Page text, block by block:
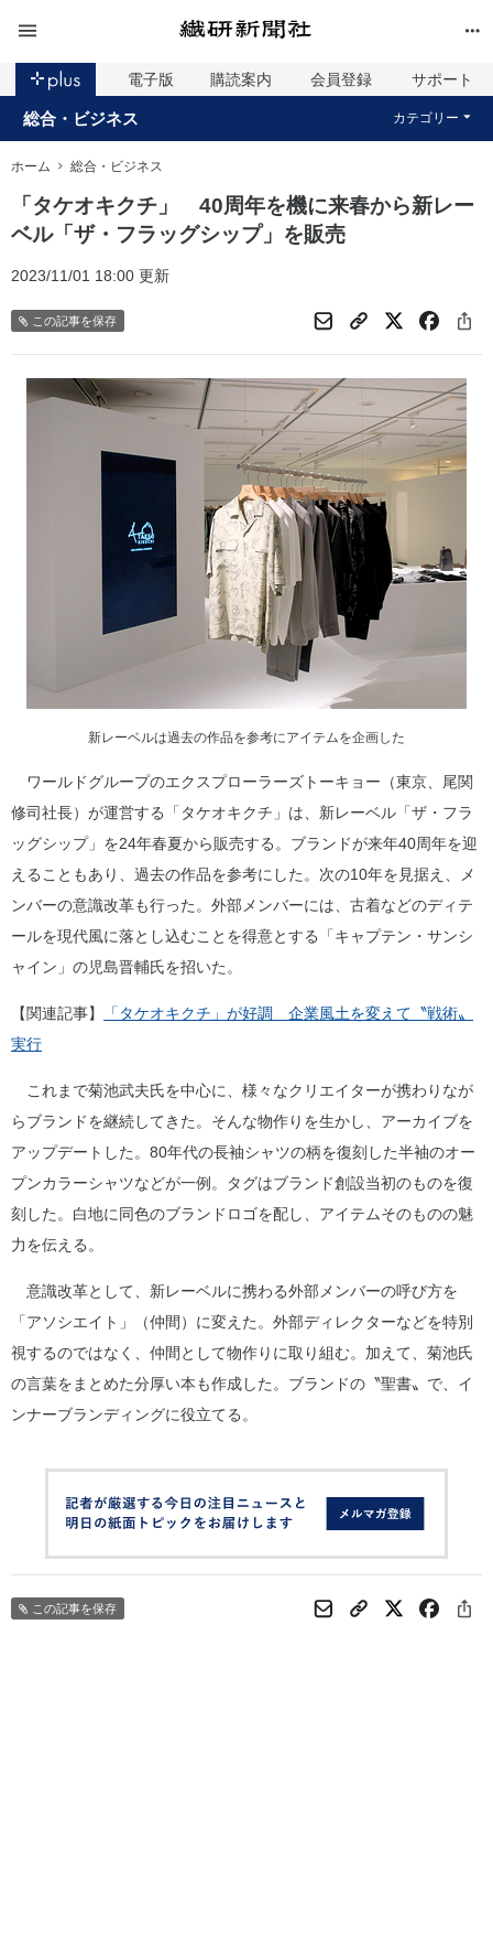
電子版 購読案内 会員登録 サポート
総合・ビジネス カテゴリー
ホーム 総合・ビジネス
「タケオキクチ」 40周年を機に来春から新レー
ベル「ザ・フラッグシップ」を販売
2023/11/01 18:00 更新
この記事を保存
新レーベルは過去の作品を参考にアイテムを企画した
ワールドグループのエクスプローラーズトーキョー（東京、尾関
修司社長）が運営する「タケオキクチ」は、新レーベル「ザ・フラ
ッグシップ」を24年春夏から販売する。ブランドが来年40周年を迎
えることもあり、過去の作品を参考にした。次の10年を見据え、メ
ンバーの意識改革も行った。外部メンバーには、古着などのディテ
ールを現代風に落とし込むことを得意とする「キャプテン・サンシ
ャイン」の児島晋輔氏を招いた。
【関連記事】
「タケオキクチ」が好調 企業風土を変えて〝戦術〟
実行
これまで菊池武夫氏を中心に、様々なクリエイターが携わりなが
らブランドを継続してきた。そんな物作りを生かし、アーカイブを
アップデートした。80年代の長袖シャツの柄を復刻した半袖のオー
プンカラーシャツなどが一例。タグはブランド創設当初のものを復
刻した。白地に同色のブランドロゴを配し、アイテムそのものの魅
力を伝える。
意識改革として、新レーベルに携わる外部メンバーの呼び方を
「アソシエイト」（仲間）に変えた。外部ディレクターなどを特別
視するのではなく、仲間として物作りに取り組む。加えて、菊池氏
の言葉をまとめた分厚い本も作成した。ブランドの〝聖書〟で、イ
ンナーブランディングに役立てる。
この記事を保存